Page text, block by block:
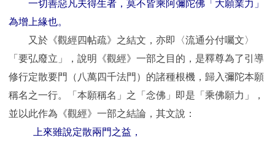
一切善惡凡夫得生者，莫不皆乘阿彌陀佛「大願業力」
為增上緣也。
又於《觀經四帖疏》之結文，亦即〈流通分付囑文〉
「要弘廢立」，說明《觀經》一部之目的，是釋尊為了引導
修行定散要門（八萬四千法門）的諸種根機，歸入彌陀本願
稱名之一行。「本願稱名」之「念佛」即是「乘佛願力」，
並以此作為《觀經》一部之結論，其文說：
上來雖說定散兩門之益，